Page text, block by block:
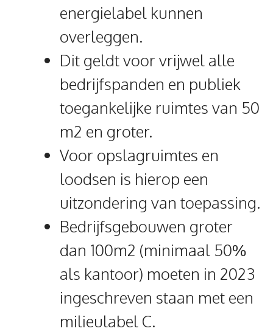
energielabel kunnen
overleggen.
Dit geldt voor vrijwel alle
bedrijfspanden en publiek
toegankelijke ruimtes van 50
m2 en groter.
Voor opslagruimtes en
loodsen is hierop een
uitzondering van toepassing.
Bedrijfsgebouwen groter
dan 100m2 (minimaal 50%
als kantoor) moeten in 2023
ingeschreven staan met een
milieulabel C.